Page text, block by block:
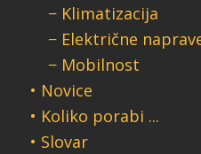
− Klimatizacija
− Električne
− Mobilnost
• Novice
• Koliko porabi ...
• Slovar